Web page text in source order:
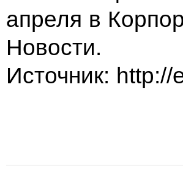
апреля в
Новости.
Источник: http://